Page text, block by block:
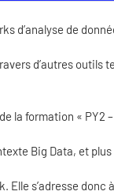
d’analyse de
d’autres outils
la formation «
Big Data, et
Elle s’adresse